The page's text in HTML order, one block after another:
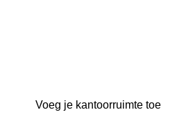
Voeg je kantoorruimte toe